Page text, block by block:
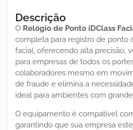
Descrição
O Relógio de Ponto iDClass
completa para registro de ponto
facial, oferecendo alta precisão,
para empresas de todos os
colaboradores mesmo em
de fraude e elimina a
ideal para ambientes com
O equipamento é compatível
garantindo que sua empresa